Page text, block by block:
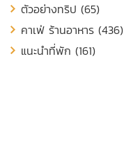
ตัวอย่างทริป (65)
คาเฟ่ ร้านอาหาร (436)
แนะนำที่พัก (161)